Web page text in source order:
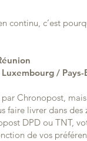
continu, c’est
/
Chronopost,
faire livrer dans
DPD ou TNT,
de vos